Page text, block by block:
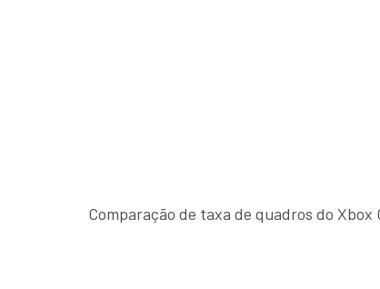
Comparação de taxa de quadros do Xbox